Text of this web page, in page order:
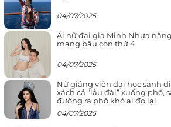
04/07/2025
Ái nữ đại gia Minh Nhựa
mang bầu con thứ 4
04/07/2025
Nữ giảng viên đại học sành
xách cả “lâu đài” xuống phố,
đường ra phố khó ai đọ lại
04/07/2025